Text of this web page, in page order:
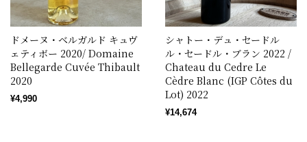
ドメーヌ・ベルガルド キュヴ
ェティボー 2020/ Domaine
Bellegarde Cuvée Thibault
2020
¥4,990
シャトー・デュ・セードル
ル・セードル・ブラン 2022 /
Chateau du Cedre Le
Cèdre Blanc (IGP Côtes du
Lot) 2022
¥14,674